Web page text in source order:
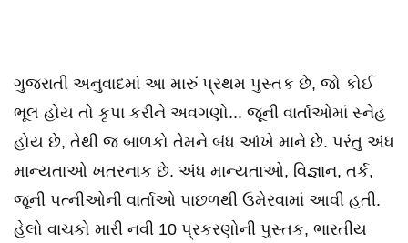
ગુજરાતી અનુવાદમાં આ મારું પ્રથમ પુસ્તક છે, જો કોઈ
ભૂલ હોય તો કૃપા કરીને અવગણો... જૂની વાર્તાઓમાં સ્નેહ
હોય છે, તેથી જ બાળકો તેમને બંધ આંખે માને છે. પરંતુ અંધ
માન્યતાઓ ખતરનાક છે. અંધ માન્યતાઓ, વિજ્ઞાન, તર્ક,
જૂની પત્નીઓની વાર્તાઓ પાછળથી ઉમેરવામાં આવી હતી.
હેલો વાચકો મારી નવી 10 પ્રકરણોની પુસ્તક, ભારતીય